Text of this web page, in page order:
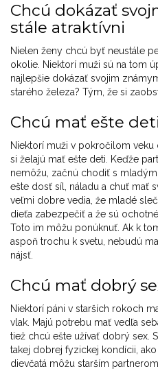
Chcú dokázať
stále atraktívni
Nielen ženy chcú byť neustále
okolie. Niektorí muži sú na tom
najlepšie dokázať svojim
starého železa? Tým, že si
Chcú mať ešte deti
Niektorí muži v pokročilom
si želajú mať ešte deti. Keďže
nemôžu, začnú chodiť s
ešte dosť síl, náladu a chuť mať
veľmi dobre vedia, že mladé
dieťa zabezpečiť a že sú
Toto im môžu ponúknuť. Ak k
aspoň trochu k svetu, nebudú
nájsť.
Chcú mať dobrý
Niektorí páni v starších rokoch
vlak. Majú potrebu mať vedľa
tiež chcú ešte užívať dobrý sex.
takej dobrej fyzickej kondícii,
dievčatá môžu starším